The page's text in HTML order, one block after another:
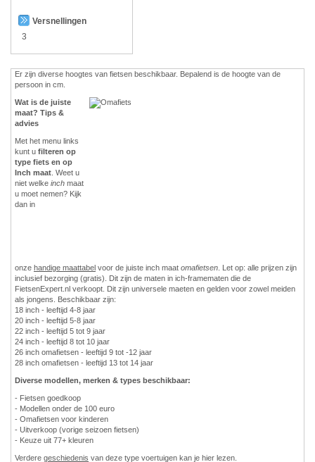
Versnellingen
3
Er zijn diverse hoogtes van fietsen beschikbaar. Bepalend is de hoogte van de
persoon in cm.
Wat is de juiste
maat? Tips &
advies
Met het menu links
kunt u filteren op
type fiets en op
Inch maat . Weet u
niet welke inch maat
u moet nemen? Kijk
dan in
onze handige maattabel voor de juiste inch maat omafietsen . Let op: alle prijzen zijn
inclusief bezorging (gratis). Dit zijn de maten in ich-framematen die de
FietsenExpert.nl verkoopt. Dit zijn universele maeten en gelden voor zowel meiden
als jongens. Beschikbaar zijn:
18 inch - leeftijd 4-8 jaar
20 inch - leeftijd 5-8 jaar
22 inch - leeftijd 5 tot 9 jaar
24 inch - leeftijd 8 tot 10 jaar
26 inch omafietsen - leeftijd 9 tot -12 jaar
28 inch omafietsen - leeftijd 13 tot 14 jaar
Diverse modellen, merken & types beschikbaar:
- Fietsen goedkoop
- Modellen onder de 100 euro
- Omafietsen voor kinderen
- Uitverkoop (vorige seizoen fietsen)
- Keuze uit 77+ kleuren
Verdere geschiedenis van deze type voertuigen kan je hier lezen.